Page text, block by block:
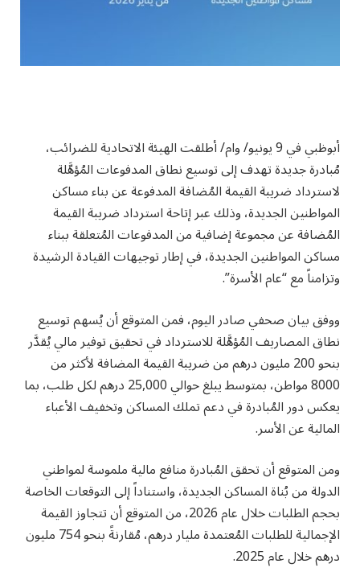
أبوظبي في 9 يونيو/ وام/ أطلقت الهيئة الاتحادية للضرائب،
مُبادرة جديدة تهدف إلى توسيع نطاق المدفوعات المُؤهَّلة
لاسترداد ضريبة القيمة المُضافة المدفوعة عن بناء مساكن
المواطنين الجديدة، وذلك عبر إتاحة استرداد ضريبة القيمة
المُضافة عن مجموعة إضافية من المدفوعات المُتعلقة ببناء
مساكن المواطنين الجديدة، في إطار توجيهات القيادة الرشيدة
وتزامناً مع “عام الأسرة”.
ووفق بيان صحفي صادر اليوم، فمن المتوقع أن يُسهم توسيع
نطاق المصاريف المُؤهَّلة للاسترداد في تحقيق توفير مالي يُقدَّر
بنحو 200 مليون درهم من ضريبة القيمة المضافة لأكثر من
8000 مواطن، بمتوسط يبلغ حوالي 25,000 درهم لكل طلب، بما
يعكس دور المُبادرة في دعم تملك المساكن وتخفيف الأعباء
المالية عن الأسر.
ومن المتوقع أن تحقق المُبادرة منافع مالية ملموسة لمواطني
الدولة من بُناة المساكن الجديدة، واستناداً إلى التوقعات الخاصة
بحجم الطلبات خلال عام 2026، من المتوقع أن تتجاوز القيمة
الإجمالية للطلبات المُعتمدة مليار درهم، مُقارنةً بنحو 754 مليون
درهم خلال عام 2025.